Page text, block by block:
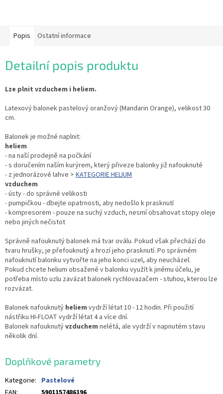
Popis Ostatní informace
Detailní popis produktu
Lze plnit vzduchem i heliem.
Latexový balonek pastelový oranžový (Mandarin Orange), velikost 30
cm.
Balonek je možné naplnit:
heliem
- na naší prodejně na počkání
- s doručením naším kurýrem, který přiveze balonky již nafouknuté
- z jednorázové lahve > KATEGORIE HELIUM
vzduchem
- ústy - do správné velikosti
- pumpičkou - dbejte opatrnosti, aby nedošlo k prasknutí
- kompresorem - pouze na suchý vzduch, nesmí obsahovat stopy oleje
nebo jiných nečistot
Správně nafouknutý balonek má tvar oválu. Pokud však přechází do
tvaru hrušky, je přefouknutý a hrozí jeho prasknutí. Po správném
nafouknutí balonku vytvořte na jeho konci uzel, aby neucházel.
Pokud chcete helium obsažené v balonku využít k jinému účelu, je
potřeba místo uzlu zavázat balonek rychlovazačem - stuhou, kterou lze
rozvázat.
Balonek nafouknutý heliem vydrží létat 10 - 12 hodin. Při použití
nástřiku HI-FLOAT vydrží létat 4 a více dní.
Balonek nafouknutývzduchem nelétá, ale vydrží v napnutém stavu
několik dní.
Doplňkové parametry
Kategorie: Pastelové